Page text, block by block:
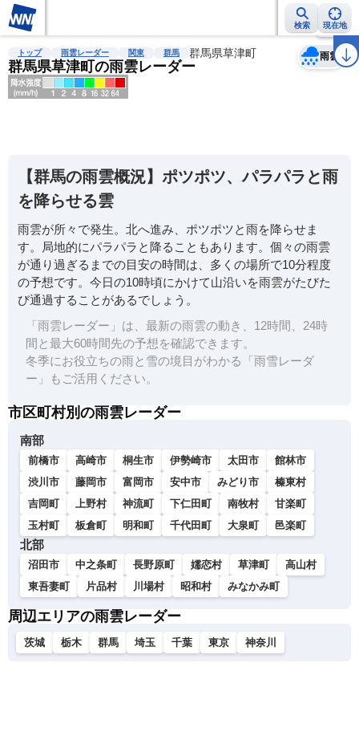
検索 現在地
雨雲レーダー 台風情報 地震情報 警報・注意報 2週間天気 ラ
トップ 雨雲レーダー 関東 群馬 群馬県草津町
群馬県草津町の雨雲レーダー
雨雲
天気 台風
【群馬の雨雲概況】ポツポツ、パラパラと雨
を降らせる雲
雨雲が所々で発生。北へ進み、ポツポツと雨を降らせま
す。局地的にパラパラと降ることもあります。個々の雨雲
が通り過ぎるまでの目安の時間は、多くの場所で10分程度
の予想です。今日の10時頃にかけて山沿いを雨雲がたびた
び通過することがあるでしょう。
「雨雲レーダー」は、最新の雨雲の動き、12時間、24時
間と最大60時間先の予想を確認できます。
冬季にお役立ちの雨と雪の境目がわかる「雨雪レーダ
ー」もご活用ください。
市区町村別の雨雲レーダー
南部
前橋市 高崎市 桐生市 伊勢崎市 太田市
館林市
渋川市
藤岡市 富岡市 安中市 みどり市
榛東村
吉岡町
上野村 神流町 下仁田町 南牧村
甘楽町
玉村町
板倉町 明和町 千代田町 大泉町 邑楽町
北部
沼田市 中之条町 長野原町 嬬恋村 草津町
高山村
東吾妻町
片品村 川場村 昭和村 みなかみ町
周辺エリアの雨雲レーダー
茨城 栃木 群馬 埼玉 千葉 東京 神奈川